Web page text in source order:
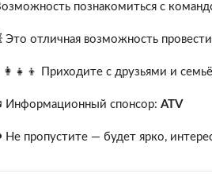
познакомиться с
Это отличная возможность
Приходите с друзьями и
Информационный спонсор: ATV
пропустите — будет ярко,